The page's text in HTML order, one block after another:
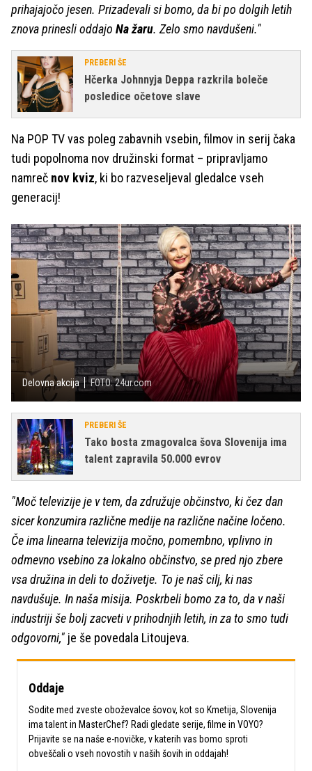
prihajajočo jesen. Prizadevali si bomo, da bi po dolgih letih
znova prinesli oddajo Na žaru. Zelo smo navdušeni."
PREBERI ŠE
Hčerka Johnnyja Deppa razkrila boleče
posledice očetove slave
Na POP TV vas poleg zabavnih vsebin, filmov in serij čaka
tudi popolnoma nov družinski format – pripravljamo
namreč nov kviz, ki bo razveseljeval gledalce vseh
generacij!
Delovna akcija FOTO: 24ur.com
PREBERI ŠE
Tako bosta zmagovalca šova Slovenija ima
talent zapravila 50.000 evrov
"Moč televizije je v tem, da združuje občinstvo, ki čez dan
sicer konzumira različne medije na različne načine ločeno.
Če ima linearna televizija močno, pomembno, vplivno in
odmevno vsebino za lokalno občinstvo, se pred njo zbere
vsa družina in deli to doživetje. To je naš cilj, ki nas
navdušuje. In naša misija. Poskrbeli bomo za to, da v naši
industriji še bolj zacveti v prihodnjih letih, in za to smo tudi
odgovorni," je še povedala Litoujeva.
Oddaje
Sodite med zveste oboževalce šovov, kot so Kmetija, Slovenija
ima talent in MasterChef? Radi gledate serije, filme in VOYO?
Prijavite se na naše e-novičke, v katerih vas bomo sproti
obveščali o vseh novostih v naših šovih in oddajah!